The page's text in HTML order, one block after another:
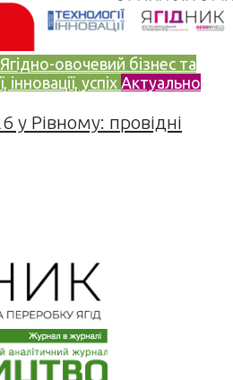
овочевий бізнес та
успіх Актуально
у Рівному: провідні